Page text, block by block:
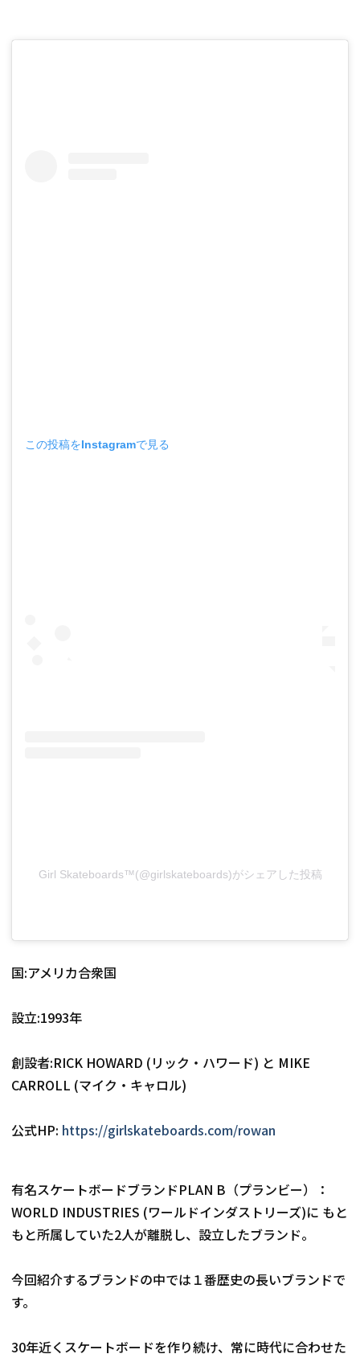
この投稿をInstagramで見る
Girl Skateboards™(@girlskateboards)がシェアした投稿
国:アメリカ合衆国
設立:1993年
創設者:RICK HOWARD (リック・ハワード) と MIKE
CARROLL (マイク・キャロル)
公式HP: https://girlskateboards.com/rowan
有名スケートボードブランドPLAN B（プランビー）：
WORLD INDUSTRIES (ワールドインダストリーズ)に もと
もと所属していた2人が離脱し、設立したブランド。
今回紹介するブランドの中では１番歴史の長いブランドで
す。
30年近くスケートボードを作り続け、常に時代に合わせた